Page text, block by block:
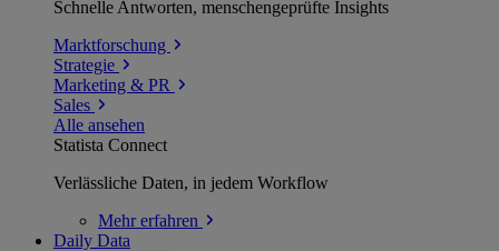
Schnelle Antworten, menschengeprüfte Insights
Marktforschung
Strategie
Marketing & PR
Sales
Alle ansehen
Statista Connect
Verlässliche Daten, in jedem Workflow
Mehrerfahren
Daily Data